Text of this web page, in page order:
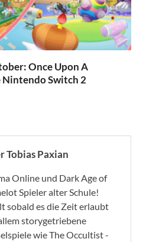
Once Upon A
Switch 2
Tobias Paxian
Online und Dark Age of
Spieler alter Schule!
sobald es die Zeit erlaubt
storygetriebene
wie The Occultist -